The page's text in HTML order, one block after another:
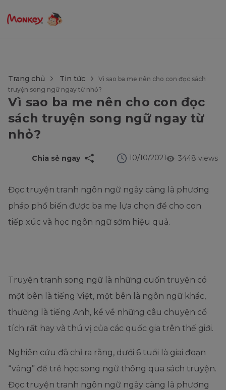
Trang chủ Tin tức
Vì sao ba me nên cho con đọc sách
truyện song ngữ ngay từ nhỏ?
Vì sao ba me nên cho con đọc
sách truyện song ngữ ngay từ
nhỏ?
3448 views
10/10/2021
Chia sẻ ngay
Đọc truyện tranh ngôn ngữ ngày càng là phương
pháp phổ biến được ba mẹ lựa chọn để cho con
tiếp xúc và học ngôn ngữ sớm hiệu quả.
Truyện tranh song ngữ là những cuốn truyện có
một bên là tiếng Việt, một bên là ngôn ngữ khác,
thường là tiếng Anh, kể về những câu chuyện cổ
tích rất hay và thú vị của các quốc gia trên thế giới.
Nghiên cứu đã chỉ ra rằng, dưới 6 tuổi là giai đoạn
“vàng” để trẻ học song ngữ thông qua sách truyện.
Đọc truyện tranh ngôn ngữ ngày càng là phương